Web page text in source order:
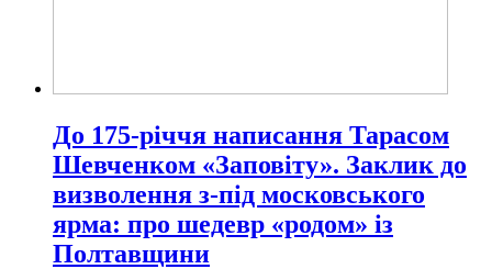
До 175-річчя написання Тарасом
Шевченком «Заповіту». Заклик до
визволення з-під московського
ярма: про шедевр «родом» із
Полтавщини